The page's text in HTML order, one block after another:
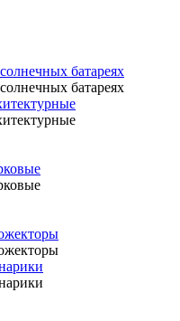
батареях
батареях